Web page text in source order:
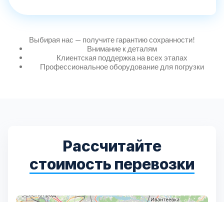
Выбирая нас — получите гарантию сохранности!
Внимание к деталям
Клиентская поддержка на всех этапах
Профессиональное оборудование для погрузки
Рассчитайте
стоимость перевозки
Домодедовский
Дубна 1
Истринский